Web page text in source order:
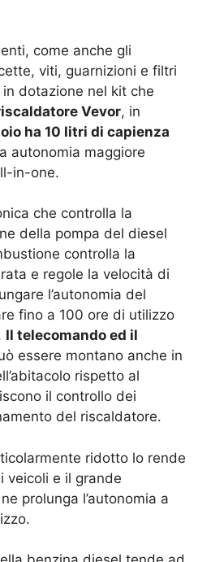
come anche gli
viti, guarnizioni e filtri
dotazione nel kit che
Vevor, in
ha 10 litri di capienza
autonomia maggiore
in-one.
che controlla la
della pompa del diesel
controlla la
e regole la velocità di
l’autonomia del
fino a 100 ore di utilizzo
Il telecomando ed il
essere montano anche in
rispetto al
il controllo dei
del riscaldatore.
ridotto lo rende
veicoli e il grande
prolunga l’autonomia a